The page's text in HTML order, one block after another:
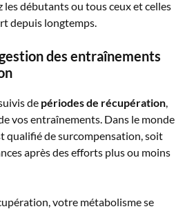
débutants ou tous ceux et celles
depuis longtemps.
des entraînements
de périodes de récupération
vos entraînements. Dans le monde
qualifié de surcompensation, soit
après des efforts plus ou moins
votre métabolisme se